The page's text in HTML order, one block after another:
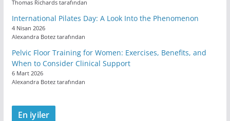
Thomas Richards tarafından
International Pilates Day: A Look Into the Phenomenon
4 Nisan 2026
Alexandra Botez tarafından
Pelvic Floor Training for Women: Exercises, Benefits, and
When to Consider Clinical Support
6 Mart 2026
Alexandra Botez tarafından
En iyiler